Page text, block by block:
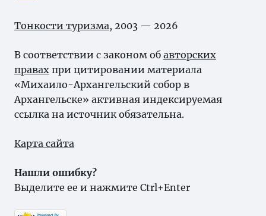
Тонкости туризма, 2003 — 2026
В соответствии с законом об авторских
правах при цитировании материала
«Михаило-Архангельский собор в
Архангельске» активная индексируемая
ссылка на источник обязательна.
Карта сайта
Нашли ошибку?
Выделите ее и нажмите Ctrl+Enter